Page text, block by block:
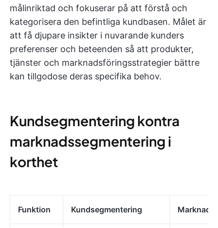
målinriktad och fokuserar på att förstå och
kategorisera den befintliga kundbasen. Målet är
att få djupare insikter i nuvarande kunders
preferenser och beteenden så att produkter,
tjänster och marknadsföringsstrategier bättre
kan tillgodose deras specifika behov.
Kundsegmentering kontra
marknadssegmentering i
korthet
Funktion Kundsegmentering